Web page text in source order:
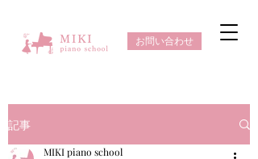
お問い合わせ
記事
MIKI piano school